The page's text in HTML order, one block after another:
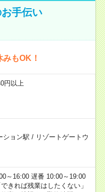
手伝い
もOK！
円以上
ション駅 / リゾートゲートウ
～16:00 遅番 10:00～19:00
きれば残業はしたくない」